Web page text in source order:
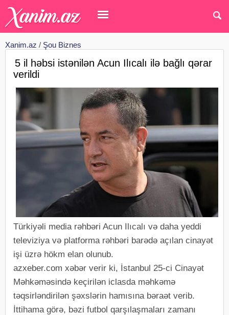
Xanim.az / Şou Biznes
5 il həbsi istənilən Acun Ilıcalı ilə bağlı qərar
verildi
Türkiyəli media rəhbəri Acun Ilıcalı və daha yeddi
televiziya və platforma rəhbəri barədə açılan cinayət
işi üzrə hökm elan olunub.
azxeber.com xəbər verir ki, İstanbul 25-ci Cinayət
Məhkəməsində keçirilən iclasda məhkəmə
təqsirləndirilən şəxslərin hamısına bəraət verib.
İttihama görə, bəzi futbol qarşılaşmaları zamanı